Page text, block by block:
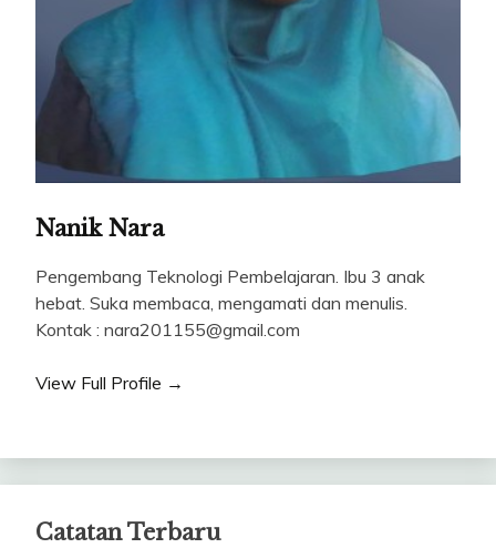
Nanik Nara
Pengembang Teknologi Pembelajaran. Ibu 3 anak
hebat. Suka membaca, mengamati dan menulis.
Kontak : nara201155@gmail.com
View Full Profile →
Catatan Terbaru